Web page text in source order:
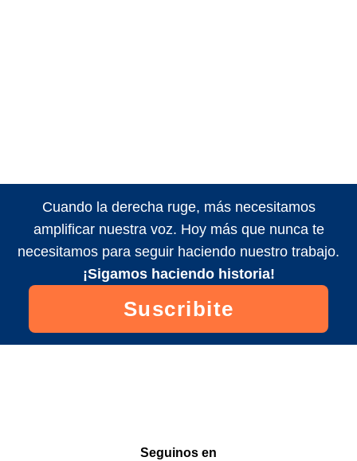
Cuando la derecha ruge, más necesitamos
amplificar nuestra voz. Hoy más que nunca te
necesitamos para seguir haciendo nuestro trabajo.
¡Sigamos haciendo historia!
Suscribite
Seguinos en